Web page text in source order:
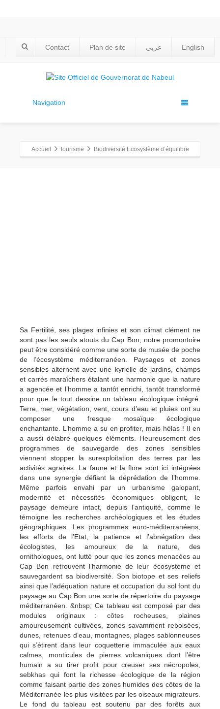
Contact Plan de site عربي English
Navigation
Accueil tourisme Biodiversité Ecosystème d’équilibre
Sa Fertilité, ses plages infinies et son climat clément ne
sont pas les seuls atouts du Cap Bon, notre promontoire
peut être considéré comme une sorte de musée de poche
de l’écosystème méditerranéen. Paysages et zones
sensibles alternent avec une kyrielle de jardins, champs
et carrés maraîchers étalant une harmonie que la nature
a agencée et l’homme a tantôt enrichi, tantôt transformé
pour que le tout dessine un tableau écologique intégré.
Terre, mer, végétation, vent, cours d’eau et pluies ont su
composer une fresque mosaïque écologique
enchantante. L’homme a su en profiter, mais hélas ! Il en
a aussi délabré quelques éléments. Heureusement des
programmes de sauvegarde des zones sensibles
viennent stopper la surexploitation des terres par les
activités agraires. La faune et la flore sont ici intégrées
dans une synergie défiant la déprédation de l’homme.
Même parfois envahi par un urbanisme galopant,
modernité et nécessités économiques obligent, le
paysage demeure intact, depuis l’antiquité, comme le
témoigne les recherches archéologiques et les études
géographiques. Les programmes euro-méditerranéens,
les efforts de l’Etat, la patience et l’abnégation des
écologistes, les amoureux de la nature, des
ornithologues, ont lutté pour que les zones menacées au
Cap Bon retrouvent l’harmonie de leur écosystème et
sauvegardent sa biodiversité. Son biotope et ses reliefs
ainsi que l’adéquation nature et occupation du sol font du
paysage au Cap Bon une sorte de répertoire du paysage
méditerranéen. &nbsp; Ce tableau est composé par des
modules originaux : côtes rocheuses, plaines
amoureusement cultivées, zones savamment reboisées,
dunes, retenues d’eau, montagnes, plages sablonneuses
qui s’étirent dans leur coquetterie immaculée aux eaux
calmes, monticules de pierres volcaniques dont l’être
humain a su tirer profit pour creuser ses nécropoles,
sebkhas qui font la richesse écologique de la région
comme faisant partie des zones humides des côtes de la
Méditerranée les plus visitées par les oiseaux migrateurs.
Le fond du tableau est soutenu par des forêts aux